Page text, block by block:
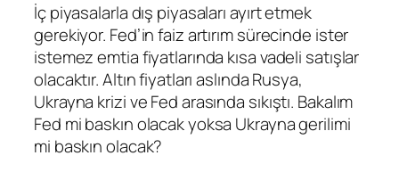
İç piyasalarla dış piyasaları ayırt etmek
gerekiyor. Fed’in faiz artırım sürecinde ister
istemez emtia fiyatlarında kısa vadeli satışlar
olacaktır. Altın fiyatları aslında Rusya,
Ukrayna krizi ve Fed arasında sıkıştı. Bakalım
Fed mi baskın olacak yoksa Ukrayna gerilimi
mi baskın olacak?